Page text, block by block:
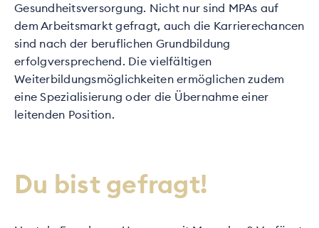
Gesundheitsversorgung. Nicht nur sind MPAs auf
dem Arbeitsmarkt gefragt, auch die Karrierechancen
sind nach der beruflichen Grundbildung
erfolgversprechend. Die vielfältigen
Weiterbildungsmöglichkeiten ermöglichen zudem
eine Spezialisierung oder die Übernahme einer
leitenden Position.
Du bist gefragt!